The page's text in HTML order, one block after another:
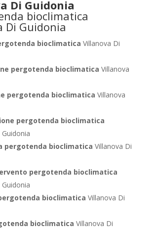
Di Guidonia
bioclimatica Villanova Di
pergotenda bioclimatica Villanova
pergotenda bioclimatica Villanova
pergotenda bioclimatica
pergotenda bioclimatica Villanova Di
pergotenda bioclimatica
bioclimatica Villanova Di
bioclimatica Villanova Di